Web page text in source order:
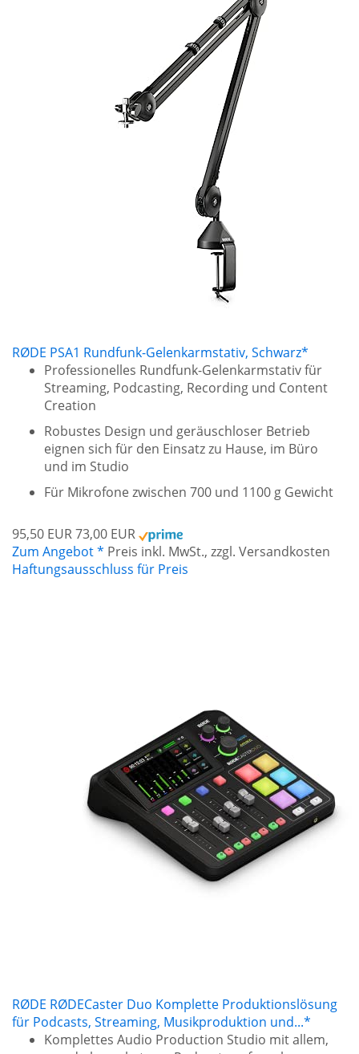
RØDE PSA1 Rundfunk-Gelenkarmstativ, Schwarz*
Professionelles Rundfunk-Gelenkarmstativ für
Streaming, Podcasting, Recording und Content
Creation
Robustes Design und geräuschloser Betrieb
eignen sich für den Einsatz zu Hause, im Büro
und im Studio
Für Mikrofone zwischen 700 und 1100 g Gewicht
95,50 EUR73,00 EUR
Zum Angebot * Preis inkl. MwSt., zzgl. Versandkosten
Haftungsausschluss für Preis
RØDE RØDECaster Duo Komplette Produktionslösung
für Podcasts, Streaming, Musikproduktion und...*
Komplettes Audio Production Studio mit allem,